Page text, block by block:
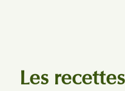
Les